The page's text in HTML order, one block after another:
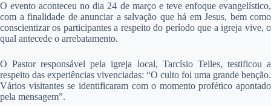
O evento aconteceu no dia 24 de março e teve enfoque evangelístico,
com a finalidade de anunciar a salvação que há em Jesus, bem como
conscientizar os participantes a respeito do período que a igreja vive, o
qual antecede o arrebatamento.
O Pastor responsável pela igreja local, Tarcísio Telles, testificou a
respeito das experiências vivenciadas: “O culto foi uma grande benção.
Vários visitantes se identificaram com o momento profético apontado
pela mensagem”.